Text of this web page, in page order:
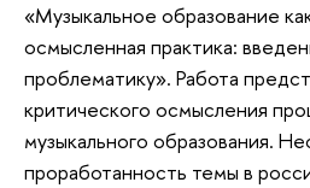
«Музыкальное образование
осмысленная практика:
проблематику». Работа
критического осмысления
музыкального образования.
проработанность темы в